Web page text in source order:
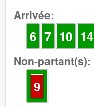
Arrivée:
6 7 10 14
Non-partant(s):
9